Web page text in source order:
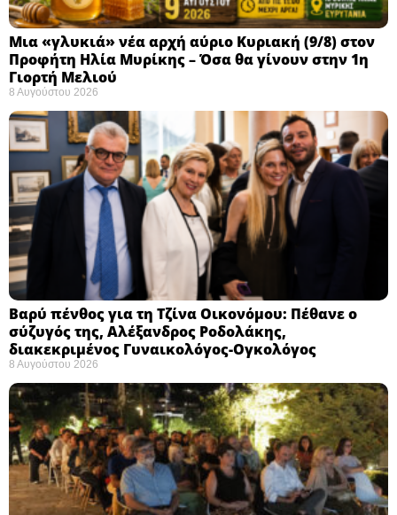
Μια «γλυκιά» νέα αρχή αύριο Κυριακή (9/8) στον
Προφήτη Ηλία Μυρίκης – Όσα θα γίνουν στην 1η
Γιορτή Μελιού
8 Αυγούστου 2026
Βαρύ πένθος για τη Τζίνα Οικονόμου: Πέθανε ο
σύζυγός της, Αλέξανδρος Ροδολάκης,
διακεκριμένος Γυναικολόγος-Ογκολόγος
8 Αυγούστου 2026